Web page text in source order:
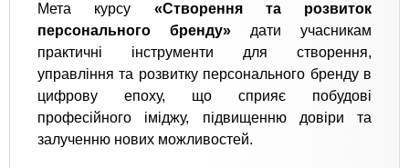
Мета курсу «Створення та розвиток
персонального бренду» дати учасникам
практичні інструменти для створення,
управління та розвитку персонального бренду в
цифрову епоху, що сприяє побудові
професійного іміджу, підвищенню довіри та
залученню нових можливостей.